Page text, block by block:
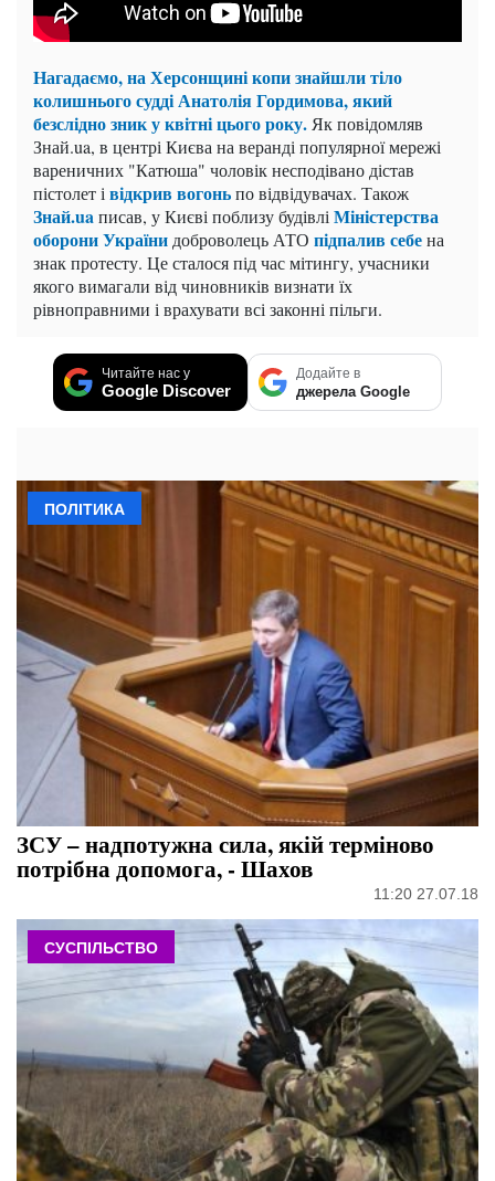
Нагадаємо,на Херсонщині копи знайшли тіло
колишнього судді Анатолія Гордимова, який
безслідно зник у квітні цього року. Як повідомляв
Знай.ua, в центрі Києва на веранді популярної мережі
вареничних "Катюша" чоловік несподівано дістав
пістолет і відкрив вогоньпо відвідувачах. Також
Знай.uaписав, у Києві поблизу будівлі Міністерства
оборони України доброволець АТО підпалив себена
знак протесту. Це сталося під час мітингу, учасники
якого вимагали від чиновників визнати їх
рівноправними і врахувати всі законні пільги.
Читайте нас у
Google Discover
Додайте в
джерела Google
ПОЛІТИКА
ЗСУ – надпотужна сила, якій терміново
потрібна допомога, - Шахов
11:20 27.07.18
СУСПІЛЬСТВО